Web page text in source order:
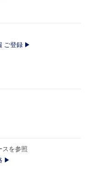
ご登録 ▶
スを参照
▶